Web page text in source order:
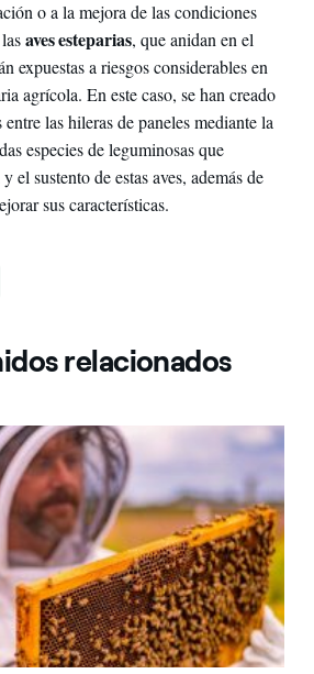
o a la mejora de las condiciones
aves esteparias, que anidan en el
expuestas a riesgos considerables en
agrícola. En este caso, se han creado
las hileras de paneles mediante la
especies de leguminosas que
el sustento de estas aves, además de
sus características.
relacionados